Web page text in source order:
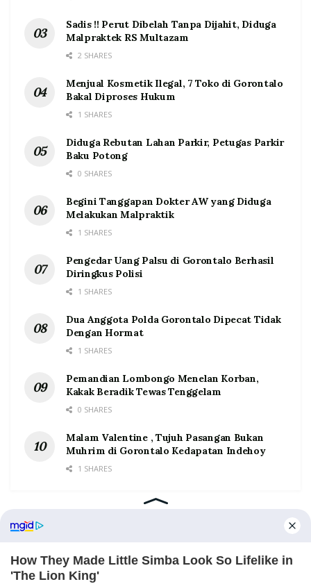
Sadis !! Perut Dibelah Tanpa Dijahit, Diduga
Malpraktek RS Multazam
2 SHARES
Menjual Kosmetik Ilegal, 7 Toko di Gorontalo
Bakal Diproses Hukum
1 SHARES
Diduga Rebutan Lahan Parkir, Petugas Parkir
Baku Potong
0 SHARES
Begini Tanggapan Dokter AW yang Diduga
Melakukan Malpraktik
1 SHARES
Pengedar Uang Palsu di Gorontalo Berhasil
Diringkus Polisi
1 SHARES
Dua Anggota Polda Gorontalo Dipecat Tidak
Dengan Hormat
1 SHARES
Pemandian Lombongo Menelan Korban,
Kakak Beradik Tewas Tenggelam
0 SHARES
Malam Valentine , Tujuh Pasangan Bukan
Muhrim di Gorontalo Kedapatan Indehoy
1 SHARES
Home Tentang Kontak Redaksi Pedoman Media Siber